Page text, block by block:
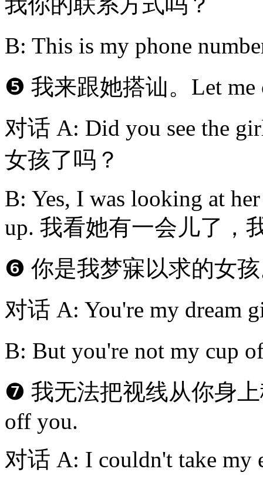
B: This is my phone
❺ 我来跟她搭讪。Let me
对话 A: Did you see the
女孩了吗？
B: Yes, I was looking at
up. 我看她有一会儿了，
❻ 你是我梦寐以求的女孩
对话 A: You're my dream
B: But you're not my cup
❼ 我无法把视线从你身上
off you.
对话 A: I couldn't take